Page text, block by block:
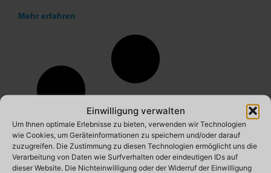
Einwilligung verwalten
Um Ihnen optimale Erlebnisse zu bieten, verwenden wir Technologien
wie Cookies, um Geräteinformationen zu speichern und/oder darauf
zuzugreifen. Die Zustimmung zu diesen Technologien ermöglicht uns die
Verarbeitung von Daten wie Surfverhalten oder eindeutigen IDs auf
dieser Website. Die Nichteinwilligung oder der Widerruf der Einwilligung
Mehr erfahren